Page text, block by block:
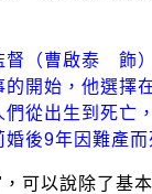
督（曹啟泰 飾
開始，他選擇
出生到死亡
後9年因難產
可以說除了基